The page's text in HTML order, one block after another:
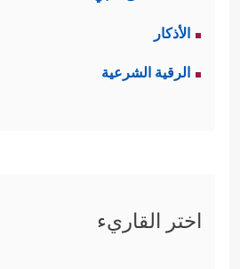
الأذكار
الرقية الشرعية
اختر القاريء